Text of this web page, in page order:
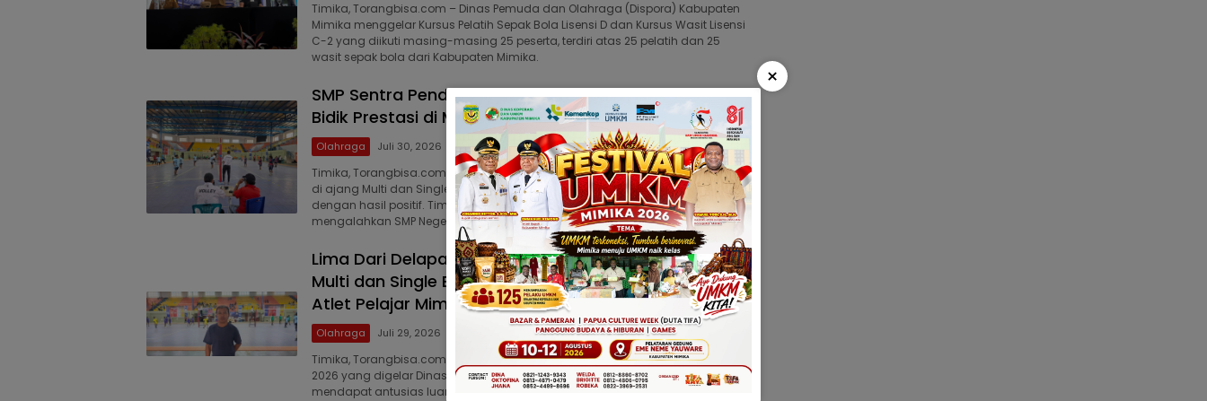
Timika, Torangbisa.com – Dinas Pemuda dan Olahraga (Dispora) Kabupaten
Mimika menggelar Kursus Pelatih Sepak Bola Lisensi D dan Kursus Wasit Lisensi
C-2 yang diikuti masing-masing 25 peserta, terdiri atas 25 pelatih dan 25
wasit sepak bola dari Kabupaten Mimika.
SMP Sentra Pendidikan Taklukkan SMPN 3 Mimika 2-0,
Bidik Prestasi di Multi dan Single Event 2026
Olahraga Juli 30, 2026
Timika, Torangbisa.com – SMP Sentra Pendidikan Unggul membuka kiprahnya
di ajang Multi dan Single Event 2026 cabang olahraga bola voli tingkat pelajar
dengan hasil positif. Tim asuhan sekolah berpola asrama tersebut sukses
mengalahkan SMP Negeri 3 Mimika dengan skor langsung 2-0.
Lima Dari Delapan Cabor Rampungkan Pertandingan,
Multi dan Single Event 2026 Jadi Ajang Pencarian Bibit
Atlet Pelajar Mimika
Olahraga Juli 29, 2026
Timika, Torangbisa.com – Pelaksanaan ajang Multi dan Single Event Tahun
2026 yang digelar Dinas Pemuda dan Olahraga (Dispora) Kabupaten Mimika
mendapat antusias luar biasa dari sekolah-sekolah di Kabupaten Mimika.
×